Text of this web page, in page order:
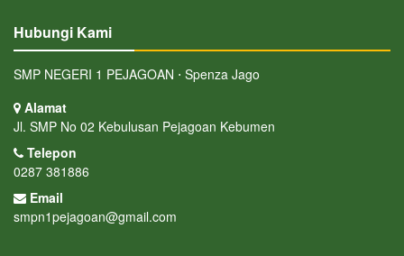
Hubungi Kami
SMP NEGERI 1 PEJAGOAN ⋅ Spenza Jago
Alamat
Jl. SMP No 02 Kebulusan Pejagoan Kebumen
Telepon
0287 381886
Email
smpn1pejagoan@gmail.com